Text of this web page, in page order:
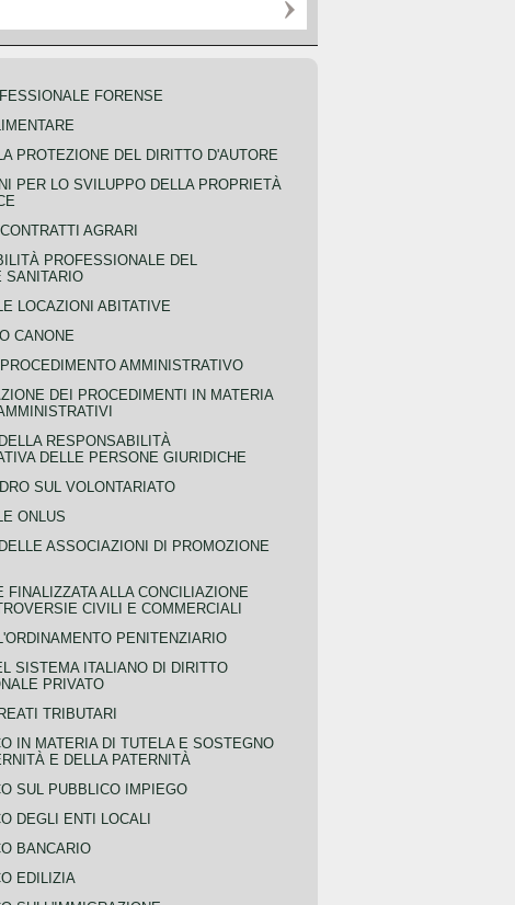
FORENSE
PROTEZIONE DEL DIRITTO D'AUTORE
PER LO SVILUPPO DELLA PROPRIETÀ
AGRARI
PROFESSIONALE DEL
SANITARIO
LOCAZIONI ABITATIVE
CANONE
AMMINISTRATIVO
DEI PROCEDIMENTI IN MATERIA
RESPONSABILITÀ
DELLE PERSONE GIURIDICHE
SUL VOLONTARIATO
ONLUS
ASSOCIAZIONI DI PROMOZIONE
FINALIZZATA ALLA CONCILIAZIONE
CIVILI E COMMERCIALI
PENITENZIARIO
SISTEMA ITALIANO DI DIRITTO
PRIVATO
TRIBUTARI
IN MATERIA DI TUTELA E SOSTEGNO
E DELLA PATERNITÀ
SUL PUBBLICO IMPIEGO
DEGLI ENTI LOCALI
BANCARIO
EDILIZIA